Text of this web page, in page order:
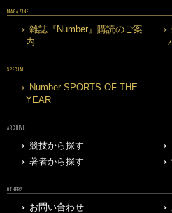
MAGAZINE
雑誌『Number』購読のご案
内
SPECIAL
Number SPORTS OF THE
YEAR
ARCHIVE
競技から探す
著者から探す
OTHERS
お問い合わせ